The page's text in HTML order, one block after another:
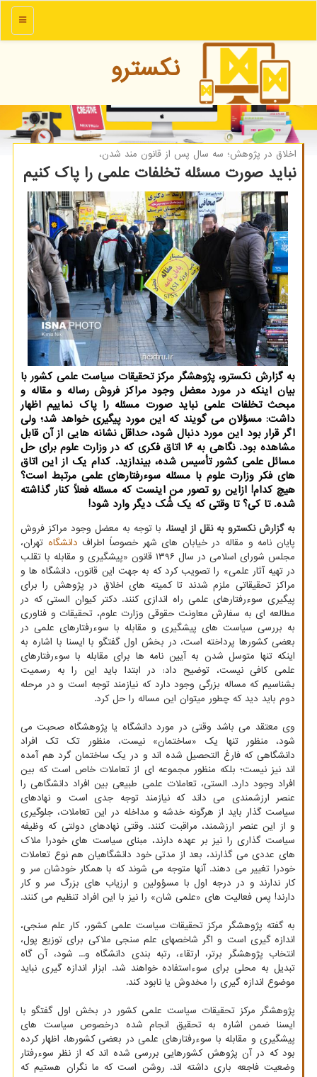
منو
نكسترو
اخلاق در پژوهش؛ سه سال پس از قانون مند شدن،
نباید صورت مسئله تخلفات علمی را پاک کنیم
به گزارش نکسترو، پژوهشگر مرکز تحقیقات سیاست علمی کشور با
بیان اینکه در مورد معضل وجود مراکز فروش رساله و مقاله و
مبحث تخلفات علمی نباید صورت مسئله را پاک نماییم اظهار
داشت: مسؤلان می گویند که این مورد پیگیری خواهد شد؛ ولی
اگر قرار بود این مورد دنبال شود، حداقل نشانه هایی از آن قابل
مشاهده بود. نگاهی به ۱۶ اتاق فکری که در وزارت علوم برای حل
مسائل علمی کشور تأسیس شده، بیندازید. کدام یک از این اتاق
های فکر وزارت علوم با مسئله سوءرفتارهای علمی مرتبط است؟
هیچ کدام! ازاین رو تصور من اینست که مسئله فعلاً کنار گذاشته
شده. تا کی؟ تا وقتی که یک شُک دیگر وارد شود!
به گزارش نکسترو به نقل از ایسنا، با توجه به معضل وجود مراکز فروش
پایان نامه و مقاله در خیابان های شهر خصوصاً اطراف دانشگاه تهران،
مجلس شورای اسلامی در سال ۱۳۹۶ قانون «پیشگیری و مقابله با تقلب
در تهیه آثار علمی» را تصویب کرد که به جهت این قانون، دانشگاه ها و
مراکز تحقیقاتی ملزم شدند تا کمیته های اخلاق در پژوهش را برای
پیگیری سوءرفتارهای علمی راه اندازی کنند. دکتر کیوان الستی که در
مطالعه ای به سفارش معاونت حقوقی وزارت علوم، تحقیقات و فناوری
به بررسی سیاست های پیشگیری و مقابله با سوءرفتارهای علمی در
بعضی کشورها پرداخته است، در بخش اول گفتگو با ایسنا با اشاره به
اینکه تنها متوسل شدن به آیین نامه ها برای مقابله با سوءرفتارهای
علمی کافی نیست، توضیح داد: در ابتدا باید این را به رسمیت
بشناسیم که مساله بزرگی وجود دارد که نیازمند توجه است و در مرحله
دوم باید دید که چطور میتوان این مساله را حل کرد.
وی معتقد می باشد وقتی در مورد دانشگاه یا پژوهشگاه صحبت می
شود، منظور تنها یک «ساختمان» نیست، منظور تک تک افراد
دانشگاهی که فارغ التحصیل شده اند و در یک ساختمان گرد هم آمده
اند نیز نیست؛ بلکه منظور مجموعه ای از تعاملات خاص است که بین
افراد وجود دارد. الستی، تعاملات علمی طبیعی بین افراد دانشگاهی را
عنصر ارزشمندی می داند که نیازمند توجه جدی است و نهادهای
سیاست گذار باید از هرگونه خدشه و مداخله در این تعاملات، جلوگیری
و از این عنصر ارزشمند، مراقبت کنند. وقتی نهادهای دولتی که وظیفه
سیاست گذاری را نیز بر عهده دارند، مبنای سیاست های خودرا ملاک
های عددی می گذارند، بعد از مدتی خود دانشگاهیان هم نوع تعاملات
خودرا تغییر می دهند. آنها متوجه می شوند که با همکار خودشان سر و
کار ندارند و در درجه اول با مسؤولین و ارزیاب های بزرگ سر و کار
دارند! پس فعالیت های «علمی شان» را نیز با این افراد تنظیم می کنند.
به گفته پژوهشگر مرکز تحقیقات سیاست علمی کشور، کار علم سنجی،
اندازه گیری است و اگر شاخصهای علم سنجی ملاکی برای توزیع پول،
انتخاب پژوهشگر برتر، ارتقاء، رتبه بندی دانشگاه و... شود، آن گاه
تبدیل به محلی برای سوءاستفاده خواهند شد. ابزار اندازه گیری نباید
موضوع اندازه گیری را مخدوش یا نابود کند.
پژوهشگر مرکز تحقیقات سیاست علمی کشور در بخش اول گفتگو با
ایسنا ضمن اشاره به تحقیق انجام شده درخصوص سیاست های
پیشگیری و مقابله با سوءرفتارهای علمی در بعضی کشورها، اظهار کرده
بود که در آن پژوهش کشورهایی بررسی شده اند که از نظر سوءرفتار
وضعیت فاجعه باری داشته اند. روشن است که ما نگران هستیم که